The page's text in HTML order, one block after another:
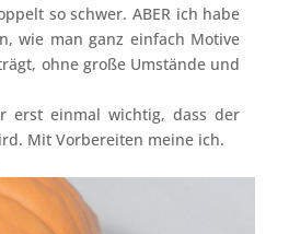
so schwer. ABER ich habe
wie man ganz einfach Motive
ohne große Umstände und
erst einmal wichtig, dass der
Mit Vorbereiten meine ich.